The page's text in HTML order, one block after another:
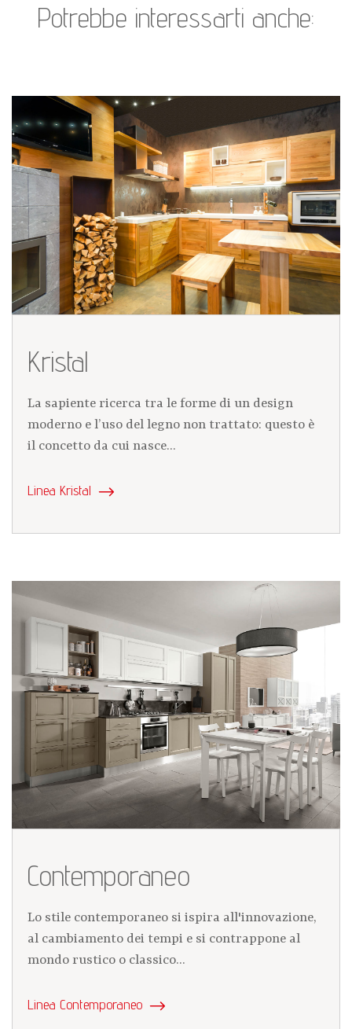
Potrebbe interessarti anche:
Kristal
La sapiente ricerca tra le forme di un design
moderno e l’uso del legno non trattato: questo è
il concetto da cui nasce...
Linea Kristal
Contemporaneo
Lo stile contemporaneo si ispira all'innovazione,
al cambiamento dei tempi e si contrappone al
mondo rustico o classico...
Linea Contemporaneo